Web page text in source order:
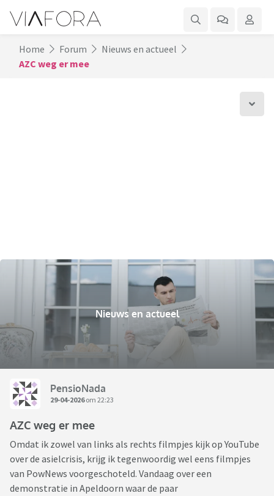
Home Forum
Nieuws en actueel
AZC weg er mee
Nieuws en actueel
PensioNada
29-04-2026om 22:23
AZC weg er mee
Omdat ik zowel van links als rechts filmpjes kijk op YouTube
over de asielcrisis, krijg ik tegenwoordig wel eens filmpjes
van PowNews voorgeschoteld. Vandaag over een
demonstratie in Apeldoorn waar de paar